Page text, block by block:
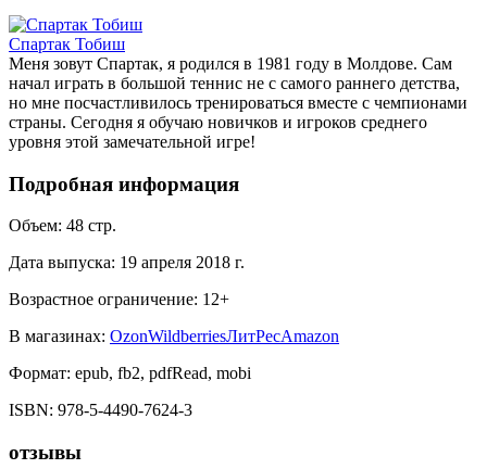
Спартак Тобиш
Меня зовут Спартак, я родился в 1981 году в Молдове. Сам
начал играть в большой теннис не с самого раннего детства,
но мне посчастливилось тренироваться вместе с чемпионами
страны. Сегодня я обучаю новичков и игроков среднего
уровня этой замечательной игре!
Подробная информация
Объем: 48 стр.
Дата выпуска: 19 апреля 2018 г.
Возрастное ограничение: 12+
В магазинах: OzonWildberriesЛитРесAmazon
Формат: epub, fb2, pdfRead, mobi
ISBN: 978-5-4490-7624-3
отзывы